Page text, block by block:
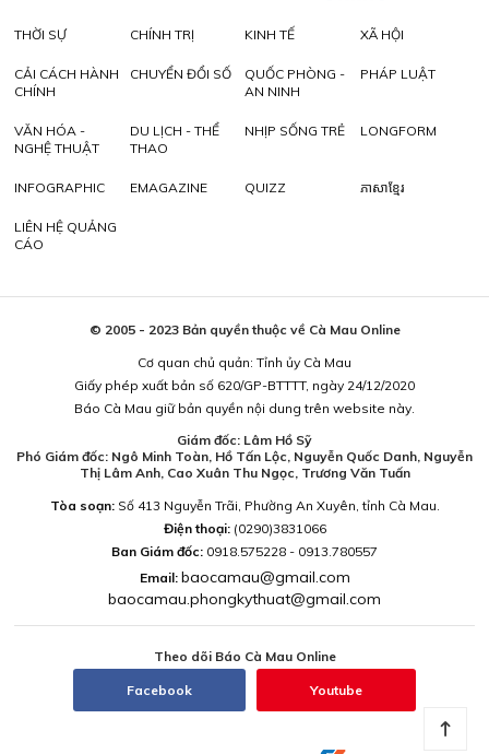
THỜI SỰ CHÍNH TRỊ KINH TẾ XÃ HỘI
CẢI CÁCH HÀNH
CHÍNH
CHUYỂN ĐỔI SỐ
QUỐC PHÒNG -
AN NINH
PHÁP LUẬT
VĂN HÓA -
NGHỆ THUẬT
DU LỊCH - THỂ
THAO
NHỊP SỐNG TRẺ LONGFORM
INFOGRAPHIC EMAGAZINE QUIZZ ភាសាខ្មែរ
LIÊN HỆ QUẢNG
CÁO
© 2005 - 2023 Bản quyền thuộc về Cà Mau Online
Cơ quan chủ quản: Tỉnh ủy Cà Mau
Giấy phép xuất bản số 620/GP-BTTTT, ngày 24/12/2020
Báo Cà Mau giữ bản quyền nội dung trên website này.
Giám đốc: Lâm Hồ Sỹ
Phó Giám đốc: Ngô Minh Toàn, Hồ Tấn Lộc, Nguyễn Quốc Danh, Nguyễn
Thị Lâm Anh, Cao Xuân Thu Ngọc, Trương Văn Tuấn
Tòa soạn:Số 413 Nguyễn Trãi, Phường An Xuyên, tỉnh Cà Mau.
Điện thoại: (0290)3831066
Ban Giám đốc: 0918.575228 - 0913.780557
Email: baocamau@gmail.com
baocamau.phongkythuat@gmail.com
Theo dõi Báo Cà Mau Online
Facebook Youtube